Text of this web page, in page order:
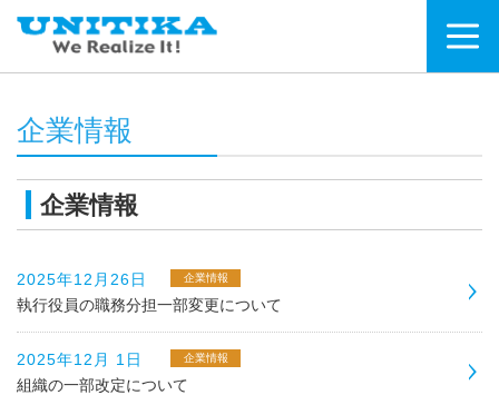
企業情報
企業情報
2025年12月26日 企業情報
執行役員の職務分担一部変更について
2025年12月 1日 企業情報
組織の一部改定について